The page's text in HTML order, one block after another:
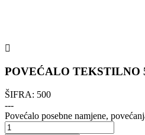
POVEĆALO TEKSTILNO
ŠIFRA: 500
---
Povećalo posebne namjene,